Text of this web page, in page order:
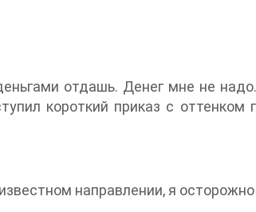
отдашь. Денег мне не
короткий приказ с оттенком
направлении, я